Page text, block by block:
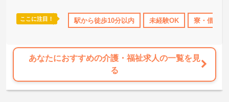
実績あり ボーナス・賞与あり 社会保険完備 交通費支給
◆法人独自の介護技術認定制度「ケアマイスター」により、身につ
けたスキルを5段階でしっかり評価し手当で還元。さらに「目標管理
ここに注目！ 駅から徒歩10分以内 未経験OK 寮・借り上
あなたにおすすめの介護・福祉求人の一覧を見
る